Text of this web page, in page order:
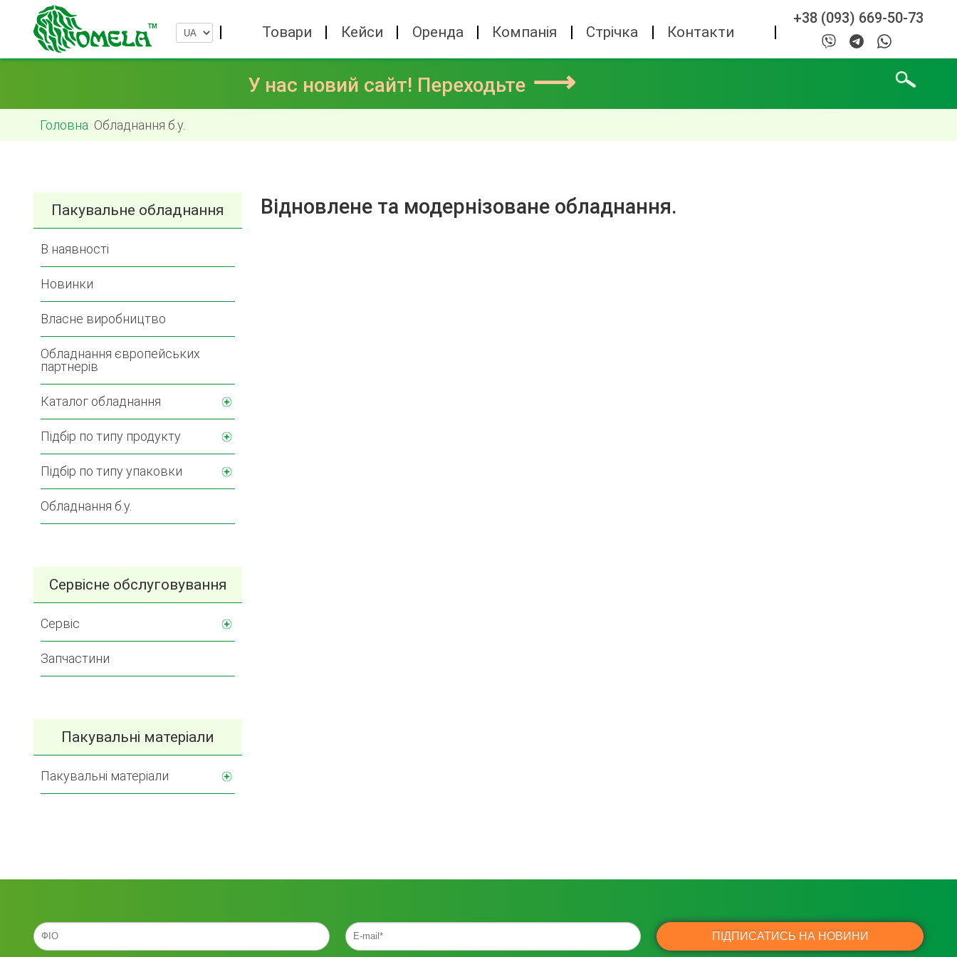
Товари Кейси Оренда Компанія Стрічка Контакти
+38 (093) 669-50-73
У нас новий сайт! Переходьте ⟶
Головна Обладнання б.у.
Пакувальне обладнання
В наявності
Новинки
Власне виробництво
Обладнання європейських
партнерів
Каталог обладнання
Підбір по типу продукту
Підбір по типу упаковки
Обладнання б.у.
Сервісне обслуговування
Сервіс
Запчастини
Пакувальні матеріали
Пакувальні матеріали
Відновлене та модернізоване обладнання.